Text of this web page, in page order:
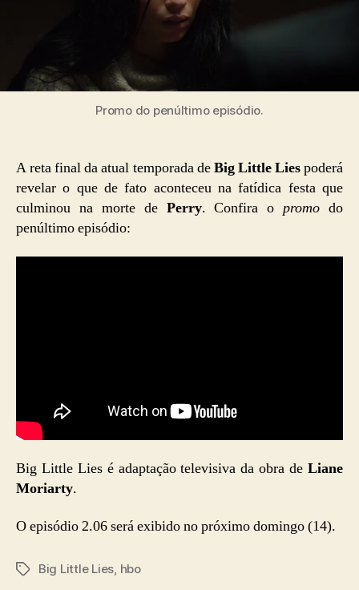
Promo do penúltimo episódio.
A reta final da atual temporada deBig Little Liespoderá
revelar o que de fato aconteceu na fatídica festa que
culminou na morte de Perry. Confira o promo do
penúltimo episódio:
Big Little Lies é adaptação televisiva da obra de Liane
Moriarty.
O episódio 2.06 será exibido no próximo domingo (14).
TagsBig Little Lies, hbo